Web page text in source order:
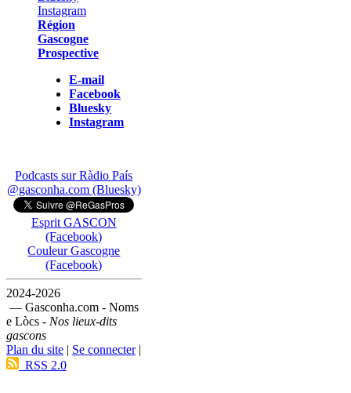
Région
Gascogne
Prospective
E-mail
Facebook
Bluesky
Instagram
Podcasts sur Ràdio País
@gasconha.com (Bluesky)
Esprit GASCON
(Facebook)
Couleur Gascogne
(Facebook)
2024-2026
— Gasconha.com - Noms
e Lòcs - Nos lieux-dits
gascons
Plan du site | Se connecter|
RSS 2.0